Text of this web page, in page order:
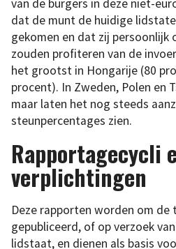
van de burgers in deze niet-
dat de munt de huidige
gekomen en dat zij persoonlijk
zouden profiteren van de
het grootst in Hongarije (80
procent). In Zweden, Polen en
maar laten het nog steeds
steunpercentages zien.
Rapportagecycli
verplichtingen
Deze rapporten worden om de
gepubliceerd, of op verzoek
lidstaat, en dienen als basis